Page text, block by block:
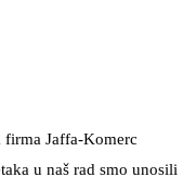
firma Jaffa-Komerc
u naš rad smo unosili